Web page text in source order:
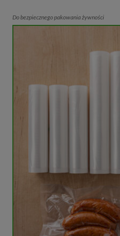
Do bezpiecznego pakowania żywności